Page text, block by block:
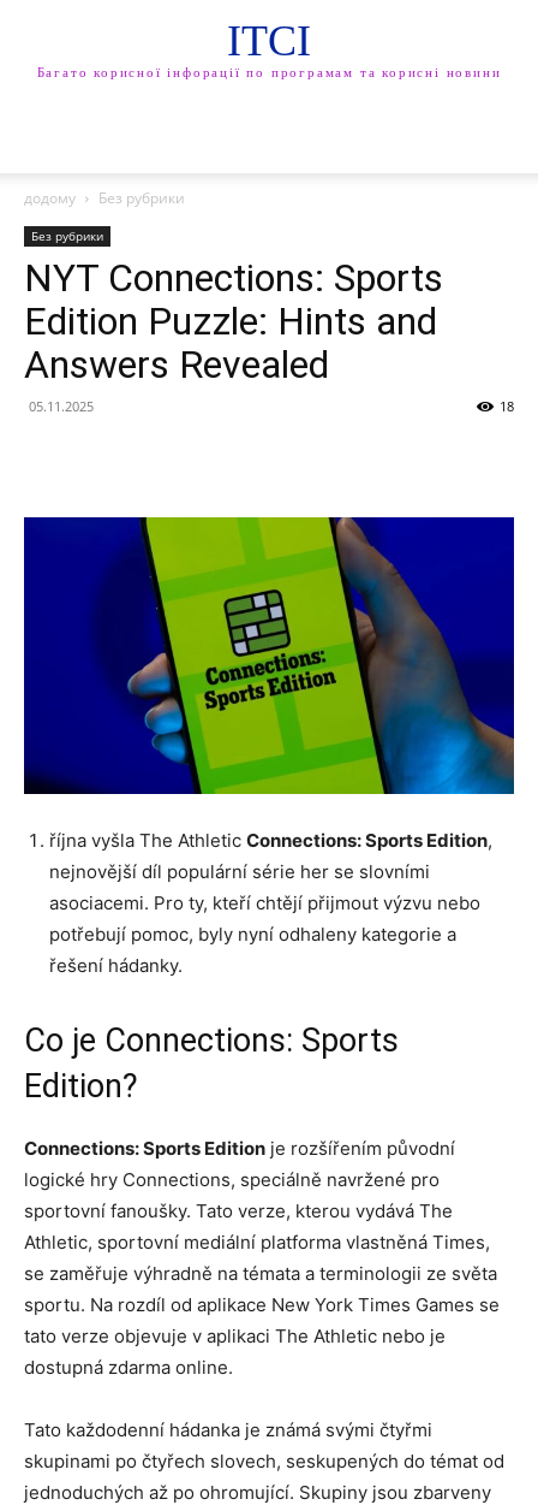
ITCI
Багато корисної інфорації по програмам та корисні новини
додому Без рубрики
Без рубрики
NYT Connections: Sports
Edition Puzzle: Hints and
Answers Revealed
05.11.2025 18
října vyšla The Athletic Connections: Sports Edition,
nejnovější díl populární série her se slovními
asociacemi. Pro ty, kteří chtějí přijmout výzvu nebo
potřebují pomoc, byly nyní odhaleny kategorie a
řešení hádanky.
Co je Connections: Sports
Edition?
Connections: Sports Edition je rozšířením původní
logické hry Connections, speciálně navržené pro
sportovní fanoušky. Tato verze, kterou vydává The
Athletic, sportovní mediální platforma vlastněná Times,
se zaměřuje výhradně na témata a terminologii ze světa
sportu. Na rozdíl od aplikace New York Times Games se
tato verze objevuje v aplikaci The Athletic nebo je
dostupná zdarma online.
Tato každodenní hádanka je známá svými čtyřmi
skupinami po čtyřech slovech, seskupených do témat od
jednoduchých až po ohromující. Skupiny jsou zbarveny